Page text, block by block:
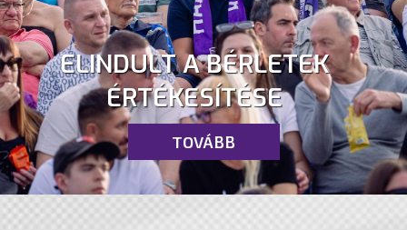
ELINDULT A BÉRLETEK
ÉRTÉKESÍTÉSE
TOVÁBB